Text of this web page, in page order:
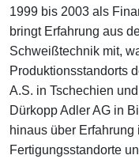
1999 bis 2003 als
bringt Erfahrung aus
Schweißtechnik mit,
Produktionsstandorts
A.S. in Tschechien
Dürkopp Adler AG in
hinaus über
Fertigungsstandorte